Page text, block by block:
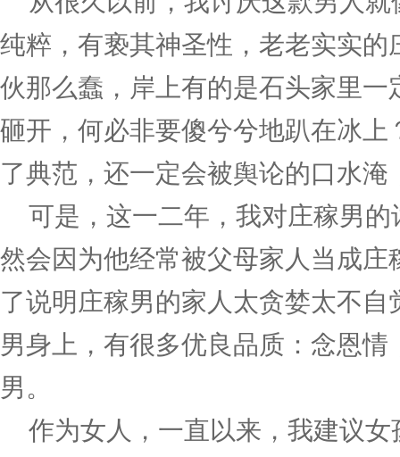
纯粹，有亵其神圣性，老老实实
伙那么蠢，岸上有的是石头家里
砸开，何必非要傻兮兮地趴在冰
了典范，还一定会被舆论的口水
可是，这一二年，我对庄稼男的
然会因为他经常被父母家人当成
了说明庄稼男的家人太贪婪太不
男身上，有很多优良品质：念恩
男。
作为女人，一直以来，我建议女